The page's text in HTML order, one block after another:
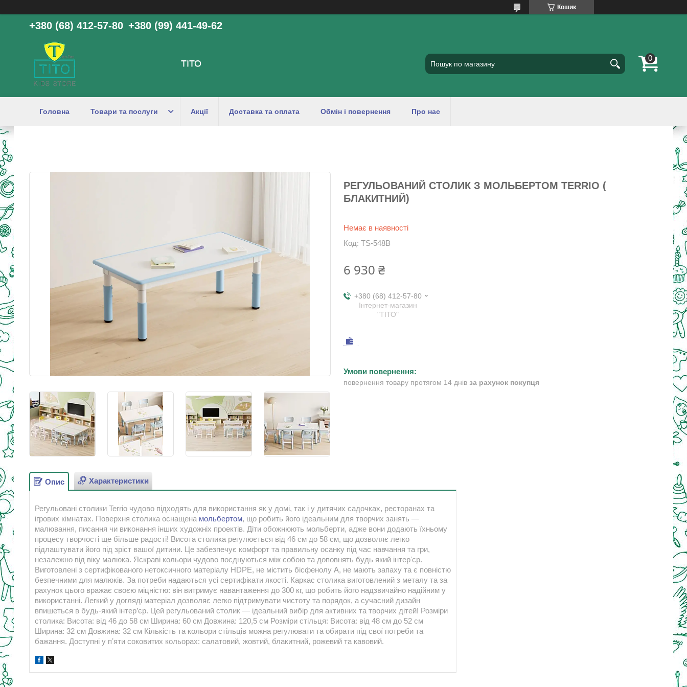
Кошик
+380 (68) 412-57-80 +380 (99) 441-49-62
ТІТО
Головна Товари та послуги Акції Доставка та оплата Обмін і повернення Про нас
РЕГУЛЬОВАНИЙ СТОЛИК З МОЛЬБЕРТОМ TERRIO (
БЛАКИТНИЙ)
Немає в наявності
Код: TS-548B
6 930 ₴
+380 (68) 412-57-80
Інтернет-магазин
"ТІТО"
повернення товару протягом 14 днів за рахунок покупця
Опис Характеристики
Регульовані столики Terrio чудово підходять для використання як у домі, так і у дитячих садочках, ресторанах та
ігрових кімнатах. Поверхня столика оснащена мольбертом, що робить його ідеальним для творчих занять —
малювання, писання чи виконання інших художніх проектів. Діти обожнюють мольберти, адже вони додають їхньому
процесу творчості ще більше радості! Висота столика регулюється від 46 см до 58 см, що дозволяє легко
підлаштувати його під зріст вашої дитини. Це забезпечує комфорт та правильну осанку під час навчання та гри,
незалежно від віку малюка. Яскраві кольори чудово поєднуються між собою та доповнять будь який інтерʼєр.
Виготовлені з сертифікованого нетоксичного матеріалу HDPE, не містить бісфенолу А, не мають запаху та є повністю
безпечними для малюків. За потреби надаються усі сертифікати якості. Каркас столика виготовлений з металу та за
рахунок цього вражає своєю міцністю: він витримує навантаження до 300 кг, що робить його надзвичайно надійним у
використанні. Легкий у догляді матеріал дозволяє легко підтримувати чистоту та порядок, а сучасний дизайн
впишеться в будь-який інтер’єр. Цей регульований столик — ідеальний вибір для активних та творчих дітей! Розміри
столика: Висота: від 46 до 58 см Ширина: 60 см Довжина: 120,5 см Розміри стільця: Висота: від 48 см до 52 см
Ширина: 32 см Довжина: 32 см Кількість та кольори стільців можна регулювати та обирати під свої потреби та
бажання. Доступні у пʼяти соковитих кольорах: салатовий, жовтий, блакитний, рожевий та кавовий.